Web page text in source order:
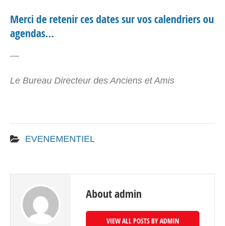
Merci de retenir ces dates sur vos calendriers ou
agendas…
—
Le Bureau Directeur des Anciens et Amis
EVENEMENTIEL
About admin
VIEW ALL POSTS BY ADMIN